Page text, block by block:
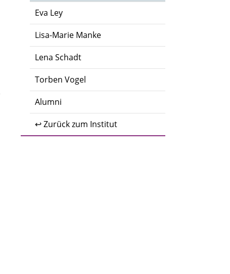
Eva Ley
Lisa-Marie Manke
Lena Schadt
Torben Vogel
Alumni
↩ Zurück zum Institut